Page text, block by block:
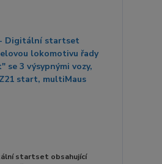
startset obsahující